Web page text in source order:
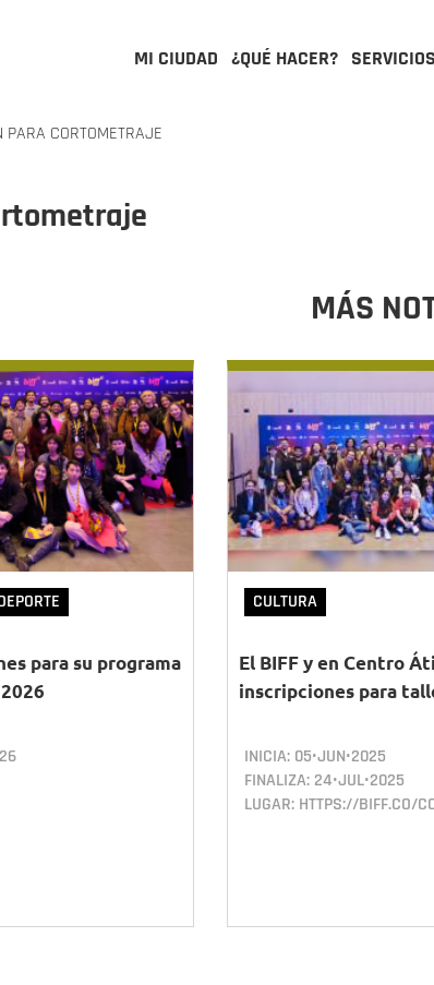
MI CIUDAD ¿QUÉ HACER? SERVICIOS
PARA CORTOMETRAJE
MÁS
para su programa
CULTURA
El BIFF y en Centro
inscripciones para
INICIA: 05•JUN•2025
FINALIZA: 24•JUL•2025
LUGAR: HTTPS://BIFF.CO/